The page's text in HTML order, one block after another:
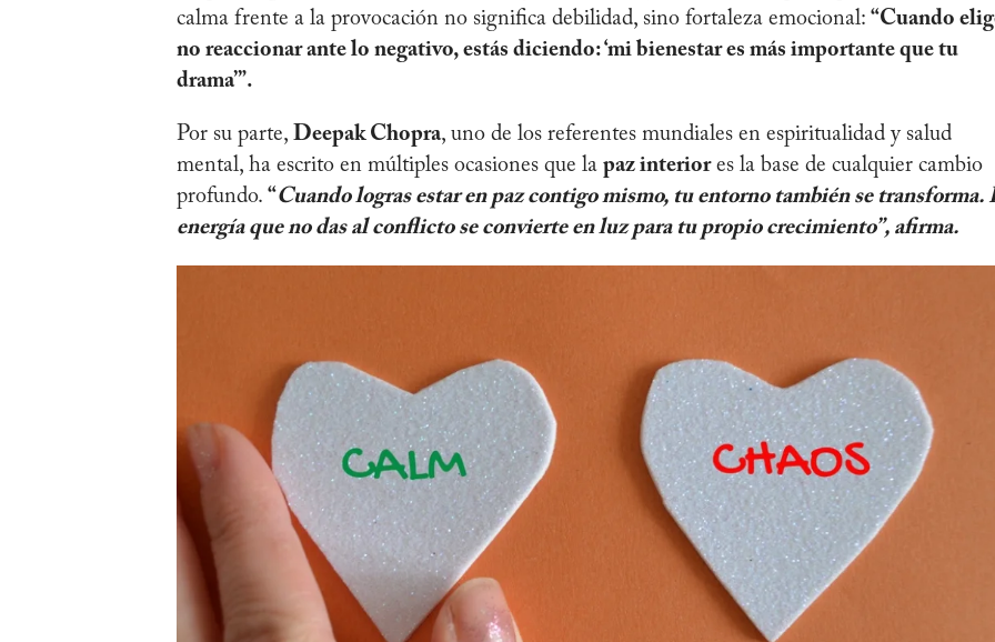
calma frente a la provocación no significa debilidad, sino fortaleza emocional: “Cuando
no reaccionar ante lo negativo, estás diciendo: ‘mi bienestar es más importante que tu
drama’”.
Por su parte, Deepak Chopra, uno de los referentes mundiales en espiritualidad y salud
mental, ha escrito en múltiples ocasiones que la paz interiores la base de cualquier cambio
profundo. “Cuando logras estar en paz contigo mismo, tu entorno también se transforma.
energía que no das al conflicto se convierte en luz para tu propio crecimiento”, afirma.